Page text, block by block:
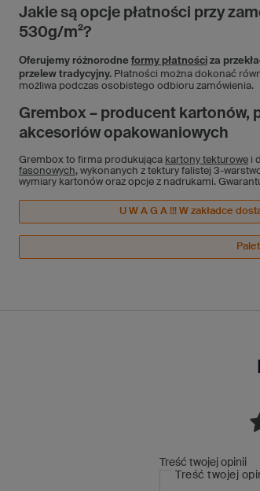
Jakie są opcje płatności przy
530g/m²?
Oferujemy różnorodne formy płatnościza
przelew tradycyjny.Płatności można dokonać
możliwa podczas osobistego odbioru zamówienia.
Grembox – producent kartonów,
akcesoriów opakowaniowych
Grembox to firma produkująca kartony tekturowei
fasonowych, wykonanych z tektury falistej 3-
wymiary kartonów oraz opcje z nadrukami.
U W A G A !!! W zakładce
Treść twojej opinii
Treść twojej